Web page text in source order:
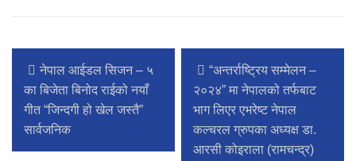
नेपाल आईडल सिजन – ५
का बिजेता बिनोद राईको नयाँ
गीत “जिन्दगी हो खेल जस्तै”
सार्वजनिक
“अन्तर्राष्ट्रिय सम्मेलन –
२०२४” मा नेपालको तर्फबाट
भाग लिएर एभरेष्ट नेपाल
कल्चरल ग्रुपका अध्यक्ष डा.
आरसी कोइराला (रामचन्द्र)